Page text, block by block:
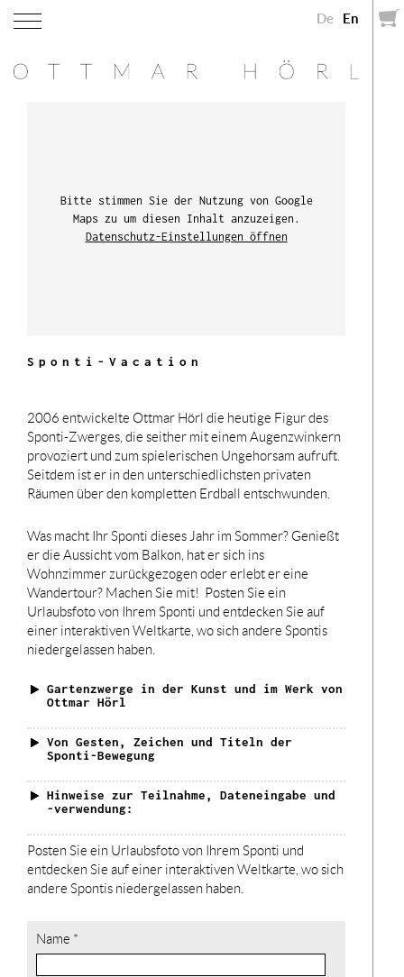
De En
Bitte stimmen Sie der Nutzung von Google
Maps zu um diesen Inhalt anzuzeigen.
Datenschutz-Einstellungen öffnen
Sponti-Vacation
2006 entwickelte Ottmar Hörl die heutige Figur des
Sponti-Zwerges, die seither mit einem Augenzwinkern
provoziert und zum spielerischen Ungehorsam aufruft.
Seitdem ist er in den unterschiedlichsten privaten
Räumen über den kompletten Erdball entschwunden.
Was macht Ihr Sponti dieses Jahr im Sommer? Genießt
er die Aussicht vom Balkon, hat er sich ins
Wohnzimmer zurückgezogen oder erlebt er eine
Wandertour? Machen Sie mit!
Posten Sie ein
Urlaubsfoto von Ihrem Sponti und entdecken Sie auf
einer interaktiven Weltkarte, wo sich andere Spontis
niedergelassen haben.
Gartenzwerge in der Kunst und im Werk von
Ottmar Hörl
Von Gesten, Zeichen und Titeln der
Sponti-Bewegung
Hinweise zur Teilnahme, Dateneingabe und
-verwendung:
Posten Sie ein Urlaubsfoto von Ihrem Sponti und
entdecken Sie auf einer interaktiven Weltkarte, wo sich
andere Spontis niedergelassen haben.
Name *